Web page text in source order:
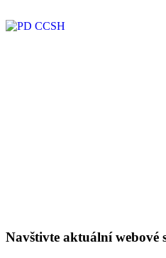
Navštivte aktuální webové